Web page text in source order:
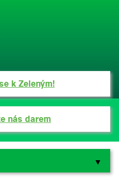
k Zeleným!
nás darem
▼
▼